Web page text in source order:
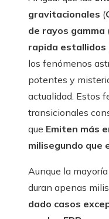
gravitacionales (
de rayos gamma
rapida estallidos
los fenómenos
potentes y
actualidad. Estos
transicionales
que Emiten más
milisegundo que
Aunque la
duran apenas
dado casos